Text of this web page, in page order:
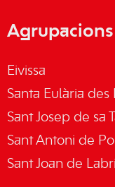
Eivissa
Santa Eulària des
Sant Josep de sa
Sant Antoni de
Sant Joan de